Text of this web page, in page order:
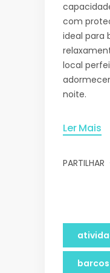
com
ideal para
local
noite.
Ler Mais
PARTILHAR